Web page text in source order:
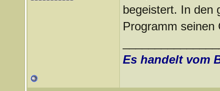
begeistert. In den
Programm
Es handelt vom